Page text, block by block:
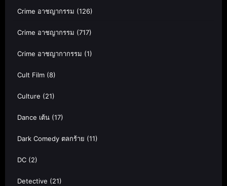
Crime อาชญากรรม (126)
Crime อาชญากรรม (717)
Crime อาชญากากรรม (1)
Cult Film (8)
Culture (21)
Dance เต้น (17)
Dark Comedy ตลกร้าย (11)
DC (2)
Detective (21)